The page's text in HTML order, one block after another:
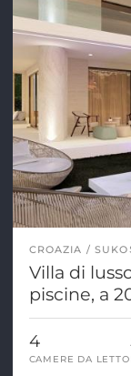
CROAZIA
Villa di
piscine, a
4
CAMERE DA LETTO